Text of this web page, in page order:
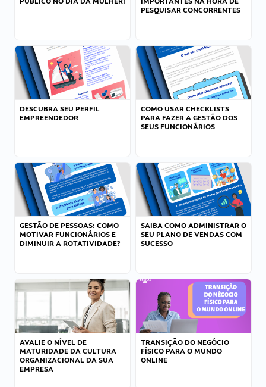
PESQUISAR CONCORRENTES
DESCUBRA SEU PERFIL
EMPREENDEDOR
COMO USAR CHECKLISTS
PARA FAZER A GESTÃO DOS
SEUS FUNCIONÁRIOS
GESTÃO DE PESSOAS: COMO
MOTIVAR FUNCIONÁRIOS E
DIMINUIR A ROTATIVIDADE?
SAIBA COMO ADMINISTRAR O
SEU PLANO DE VENDAS COM
SUCESSO
AVALIE O NÍVEL DE
MATURIDADE DA CULTURA
ORGANIZACIONAL DA SUA
EMPRESA
TRANSIÇÃO DO NEGÓCIO
FÍSICO PARA O MUNDO
ONLINE